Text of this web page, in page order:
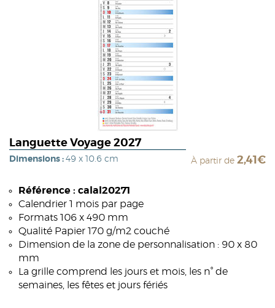
Languette Voyage 2027
Dimensions : 49 x 10.6 cm À partir de 2,41€
Référence : calal20271
Calendrier 1 mois par page
Formats 106 x 490 mm
Qualité Papier 170 g/m2 couché
Dimension de la zone de personnalisation : 90 x 80
mm
La grille comprend les jours et mois, les n° de
semaines, les fêtes et jours fériés